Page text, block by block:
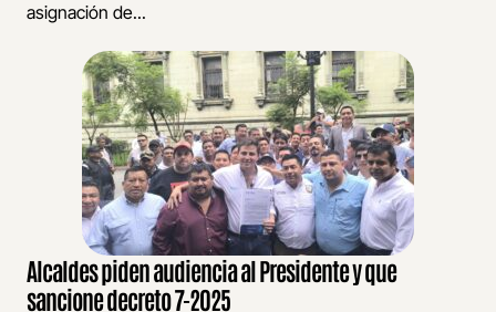
asignación de...
Alcaldes piden audiencia al Presidente y que
sancione decreto 7-2025